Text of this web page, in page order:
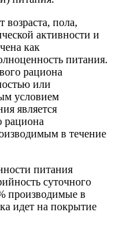
возраста, пола,
активности и
как
питания.
рациона
или
условием
является
рациона
в течение
питания
суточного
производимые в
идет на покрытие